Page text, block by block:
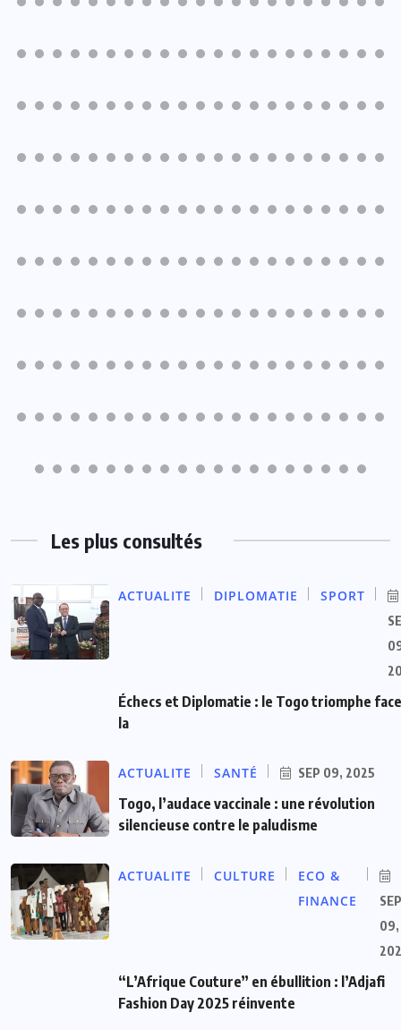
Les plus consultés
ACTUALITE DIPLOMATIE SPORT
Échecs et Diplomatie : le Togo triomphe
la
ACTUALITE SANTÉ SEP 09, 2025
Togo, l’audace vaccinale : une révolution
silencieuse contre le paludisme
ACTUALITE CULTURE
ECO &
FINANCE
SEP
09,
“L’Afrique Couture” en ébullition : l’Adjafi
Fashion Day 2025 réinvente